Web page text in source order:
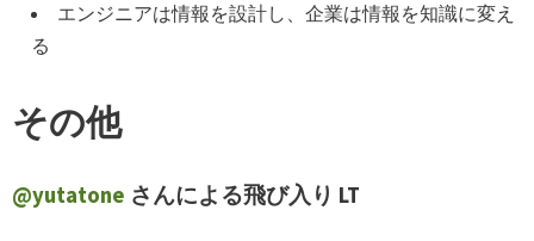
エンジニアは情報を設計し、企業は情報を知識に変え
る
その他
@yutatone さんによる飛び入り LT